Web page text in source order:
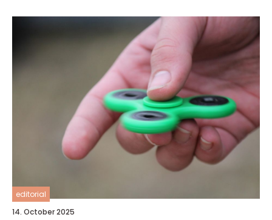
editorial
14. October 2025